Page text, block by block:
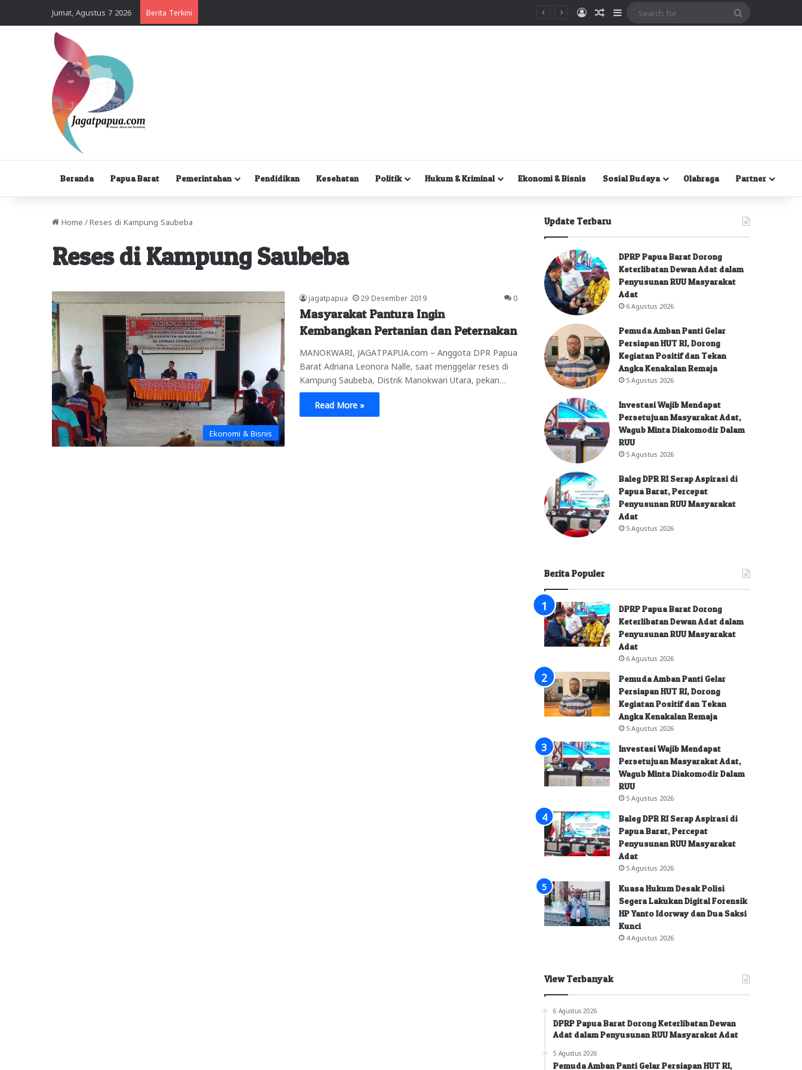
Jumat, Agustus 7 2026 Berita Terkini MasukRandom Article
Sidebar
Beranda Papua Barat Pemerintahan Pendidikan Kesehatan Politik Hukum & Kriminal Ekonomi & Bisnis Sosial Budaya Olahraga Partner
Home / Reses di Kampung Saubeba
Reses di Kampung Saubeba
Ekonomi & Bisnis
jagatpapua 29 Desember 2019 0
Masyarakat Pantura Ingin
Kembangkan Pertanian dan Peternakan
MANOKWARI, JAGATPAPUA.com – Anggota DPR Papua
Barat Adriana Leonora Nalle, saat menggelar reses di
Kampung Saubeba, Distrik Manokwari Utara, pekan…
Read More »
Update Terbaru
DPRP Papua Barat Dorong
Keterlibatan Dewan Adat dalam
Penyusunan RUU Masyarakat
Adat
6 Agustus 2026
Pemuda Amban Panti Gelar
Persiapan HUT RI, Dorong
Kegiatan Positif dan Tekan
Angka Kenakalan Remaja
5 Agustus 2026
Investasi Wajib Mendapat
Persetujuan Masyarakat Adat,
Wagub Minta Diakomodir Dalam
RUU
5 Agustus 2026
Baleg DPR RI Serap Aspirasi di
Papua Barat, Percepat
Penyusunan RUU Masyarakat
Adat
5 Agustus 2026
Berita Populer
DPRP Papua Barat Dorong
Keterlibatan Dewan Adat dalam
Penyusunan RUU Masyarakat
Adat
6 Agustus 2026
Pemuda Amban Panti Gelar
Persiapan HUT RI, Dorong
Kegiatan Positif dan Tekan
Angka Kenakalan Remaja
5 Agustus 2026
Investasi Wajib Mendapat
Persetujuan Masyarakat Adat,
Wagub Minta Diakomodir Dalam
RUU
5 Agustus 2026
Baleg DPR RI Serap Aspirasi di
Papua Barat, Percepat
Penyusunan RUU Masyarakat
Adat
5 Agustus 2026
Kuasa Hukum Desak Polisi
Segera Lakukan Digital Forensik
HP Yanto Idorway dan Dua Saksi
Kunci
4 Agustus 2026
View Terbanyak
6 Agustus 2026
DPRP Papua Barat Dorong Keterlibatan Dewan
Adat dalam Penyusunan RUU Masyarakat Adat
5 Agustus 2026
Pemuda Amban Panti Gelar Persiapan HUT RI,